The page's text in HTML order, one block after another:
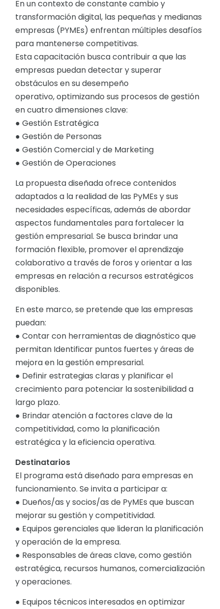
En un contexto de constante cambio y
transformación digital, las pequeñas y medianas
empresas (PYMEs) enfrentan múltiples desafíos
para mantenerse competitivas.
Esta capacitación busca contribuir a que las
empresas puedan detectar y superar
obstáculos en su desempeño
operativo, optimizando sus procesos de gestión
en cuatro dimensiones clave:
● Gestión Estratégica
● Gestión de Personas
● Gestión Comercial y de Marketing
● Gestión de Operaciones
La propuesta diseñada ofrece contenidos
adaptados a la realidad de las PyMEs y sus
necesidades específicas, además de abordar
aspectos fundamentales para fortalecer la
gestión empresarial. Se busca brindar una
formación flexible, promover el aprendizaje
colaborativo a través de foros y orientar a las
empresas en relación a recursos estratégicos
disponibles.
En este marco, se pretende que las empresas
puedan:
● Contar con herramientas de diagnóstico que
permitan Identificar puntos fuertes y áreas de
mejora en la gestión empresarial.
● Definir estrategias claras y planificar el
crecimiento para potenciar la sostenibilidad a
largo plazo.
● Brindar atención a factores clave de la
competitividad, como la planificación
estratégica y la eficiencia operativa.
Destinatarios
El programa está diseñado para empresas en
funcionamiento. Se invita a participar a:
● Dueños/as y socios/as de PyMEs que buscan
mejorar su gestión y competitividad.
● Equipos gerenciales que lideran la planificación
y operación de la empresa.
● Responsables de áreas clave, como gestión
estratégica, recursos humanos, comercialización
y operaciones.
● Equipos técnicos interesados en optimizar